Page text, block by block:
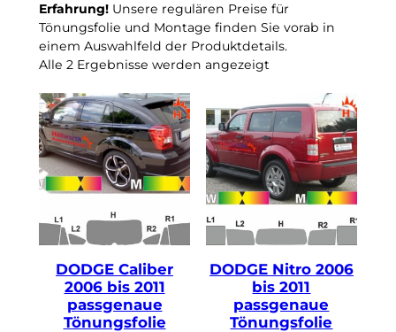
e
e
i
e
K
a
t
e
o
r
Erfahrung!Unsere regulären Preise für
Tönungsfolie und Montage finden Sie vorab in
einem Auswahlfeld der Produktdetails.
Alle 2 Ergebnisse werden angezeigt
DODGE Caliber
2006 bis 2011
passgenaue
Tönungsfolie
DODGE Nitro 2006
bis 2011
passgenaue
Tönungsfolie